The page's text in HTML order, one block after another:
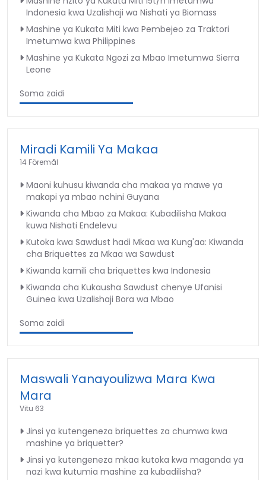
Indonesia kwa Uzalishaji wa Nishati ya Biomass
Mashine ya Kukata Miti kwa Pembejeo za Traktori
Imetumwa kwa Philippines
Mashine ya Kukata Ngozi za Mbao Imetumwa Sierra
Leone
Soma zaidi
Miradi Kamili Ya Makaa
14 Föremål
Maoni kuhusu kiwanda cha makaa ya mawe ya
makapi ya mbao nchini Guyana
Kiwanda cha Mbao za Makaa: Kubadilisha Makaa
kuwa Nishati Endelevu
Kutoka kwa Sawdust hadi Mkaa wa Kung'aa: Kiwanda
cha Briquettes za Mkaa wa Sawdust
Kiwanda kamili cha briquettes kwa Indonesia
Kiwanda cha Kukausha Sawdust chenye Ufanisi
Guinea kwa Uzalishaji Bora wa Mbao
Soma zaidi
Maswali Yanayoulizwa Mara Kwa
Mara
Vitu 63
Jinsi ya kutengeneza briquettes za chumwa kwa
mashine ya briquetter?
Jinsi ya kutengeneza mkaa kutoka kwa maganda ya
nazi kwa kutumia mashine za kubadilisha?